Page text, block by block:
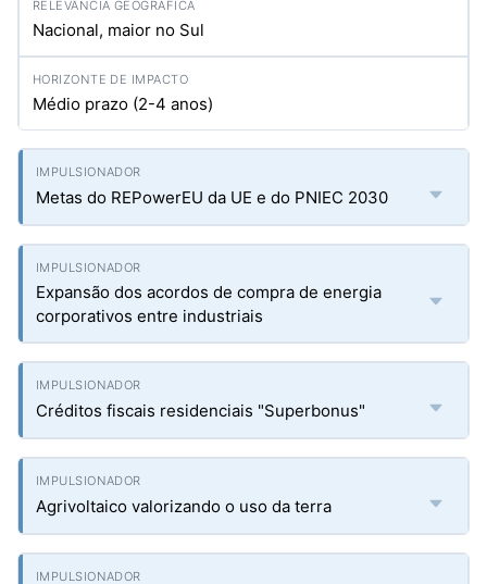
Nacional, maior no Sul
Médio prazo (2-4 anos)
Metas do REPowerEU da UE e do PNIEC 2030
Expansão dos acordos de compra de energia
corporativos entre industriais
Créditos fiscais residenciais "Superbonus"
Agrivoltaico valorizando o uso da terra